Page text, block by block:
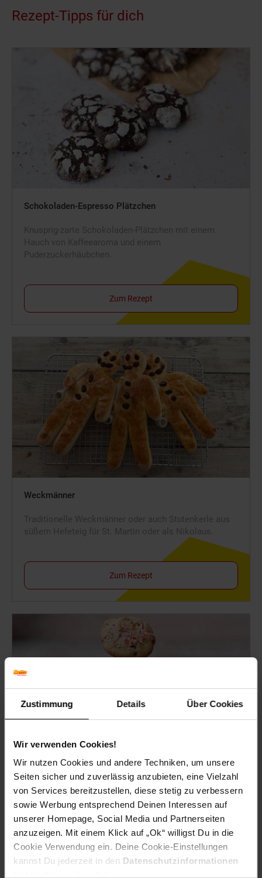
Zustimmung Details Über Cookies
Wir verwenden Cookies!
Wir nutzen Cookies und andere Techniken, um unsere
Seiten sicher und zuverlässig anzubieten, eine Vielzahl
von Services bereitzustellen, diese stetig zu verbessern
sowie Werbung entsprechend Deinen Interessen auf
unserer Homepage, Social Media und Partnerseiten
anzuzeigen. Mit einem Klick auf „Ok“ willigst Du in die
Cookie Verwendung ein. Deine Cookie-Einstellungen
kannst Du jederzeit in den Datenschutzinformationen
Rezept-Tipps für dich
Schokoladen-Espresso Plätzchen
Zum Rezept
Weckmänner
Zum Rezept
Gefüllte Schokoladenkekse
Knusprige Riesen-Cookies, gefüllt mit Erdnusscreme,
Marshmallows oder Karamellbonbons und
verschiedenen Toppings.
Zum Rezept